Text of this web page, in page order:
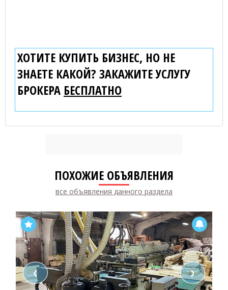
ХОТИТЕ КУПИТЬ БИЗНЕС, НО НЕ
ЗНАЕТЕ КАКОЙ? ЗАКАЖИТЕ УСЛУГУ
БРОКЕРА БЕСПЛАТНО
ПОХОЖИЕ ОБЪЯВЛЕНИЯ
все объявления данного раздела
❮ ❯